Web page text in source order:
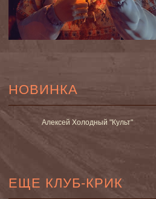
НОВИНКА
Алексей Холодный "Культ"
ЕЩЕ КЛУБ-КРИК